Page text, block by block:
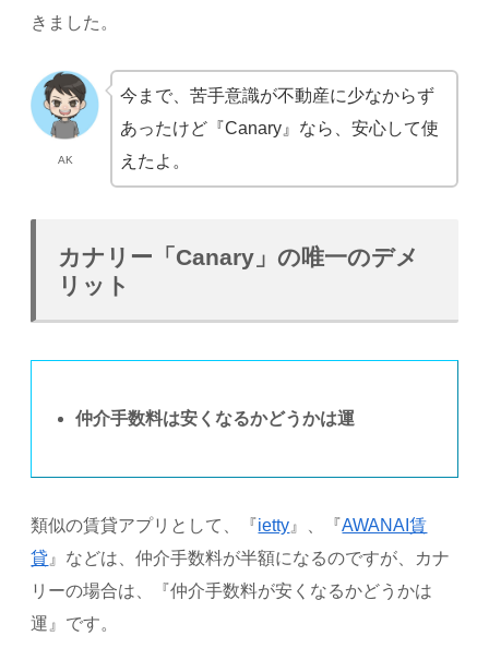
きました。
AK
今まで、苦手意識が不動産に少なからず
あったけど『Canary』なら、安心して使
えたよ。
カナリー「Canary」の唯一のデメ
リット
仲介手数料は安くなるかどうかは運
類似の賃貸アプリとして、『ietty 』、『AWANAI賃
貸 』などは、仲介手数料が半額になるのですが、カナ
リーの場合は、『仲介手数料が安くなるかどうかは
運』です。